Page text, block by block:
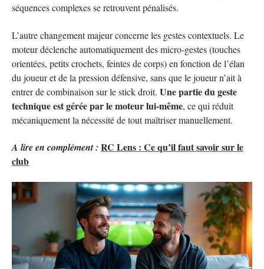
séquences complexes se retrouvent pénalisés.
L’autre changement majeur concerne les gestes contextuels. Le
moteur déclenche automatiquement des micro-gestes (touches
orientées, petits crochets, feintes de corps) en fonction de l’élan
du joueur et de la pression défensive, sans que le joueur n’ait à
entrer de combinaison sur le stick droit. Une partie du geste
technique est gérée par le moteur lui-même, ce qui réduit
mécaniquement la nécessité de tout maîtriser manuellement.
A lire en complément : RC Lens : Ce qu’il faut savoir sur le
club